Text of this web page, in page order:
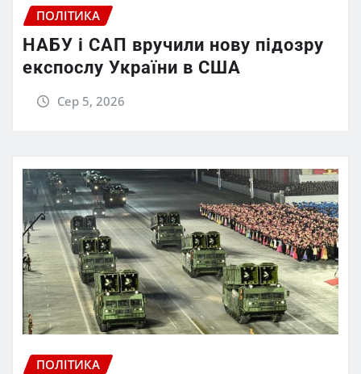
ПОЛІТИКА
НАБУ і САП вручили нову підозру
експослу України в США
Сер 5, 2026
ПОЛІТИКА